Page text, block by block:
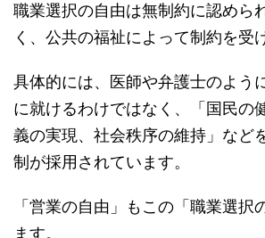
職業選択の自由は無制約に認めら
く、公共の福祉によって制約を受
具体的には、医師や弁護士のよう
に就けるわけではなく、「国民の
義の実現、社会秩序の維持」など
制が採用されています。
「営業の自由」もこの「職業選択
ます。